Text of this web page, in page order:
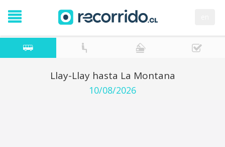
Llay-Llay hasta La Montana
10/08/2026